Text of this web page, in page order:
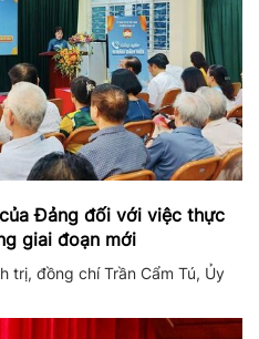
Đảng đối với việc thực
giai đoạn mới
trị, đồng chí Trần Cẩm Tú, Ủy